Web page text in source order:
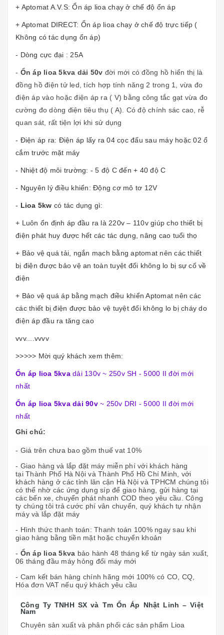
+ Aptomat A.V.S: Ổn áp lioa chạy ở chế độ ổn áp
+ Aptomat DIRECT: Ổn áp lioa chạy ở chế độ trực tiếp (
Không có tác dụng ổn áp)
- Dòng cực đại : 25A
- Ổn áp lioa 5kva dải 50v đời mới có đồng hồ hiển thị là
đồng hồ điện tử led, tích hợp tính năng 2 trong 1, vừa đo
điện áp vào hoặc điện áp ra ( V) bằng công tắc gạt vừa đo
cường đo dòng điện tiêu thụ ( A). Có độ chính sác cao, rễ
quan sát, rất tiện lợi khi sử dụng
- Điện áp ra: Điện áp lấy ra 04 cọc đấu sau máy hoặc 02 ổ
cắm trước mặt máy
- Nhiệt độ môi trường: - 5 độ C đến + 40 độ C
- Nguyên lý điều khiển: Động cơ mô tơ 12V
- Lioa 5kw có tác dụng gì:
+ Luôn ổn định áp đầu ra là 220v – 110v giúp cho thiết bị
điện phát huy được hết các tác dụng, nâng cao tuổi thọ
+ Bảo vệ quá tải, ngắn mạch bằng aptomat nên các thiết
bị điện được bảo vệ an toàn tuyệt đối không lo bị sự cố về
điện
+ Bảo vệ quá áp bằng mạch điều khiển Aptomat nên các
các thiết bị điện được bảo vệ tuyệt đối không lo bị cháy do
điện áp đầu ra tăng cao
vvv....vvvv
>>>>> Mời quý khách xem thêm:
Ổn áp lioa 5kvadải 130v ~ 250v SH - 5000 II đời mới
nhất
Ổn áp lioa 5kva dải 90v ~ 250v DRI - 5000 II đời mới
nhất
Ghi chú:
- Giá trên chưa bao gồm thuế vat 10%
- Giao hàng và lắp đặt máy miễn phí với khách hàng
tại Thành Phố Hà Nội và Thành Phố Hồ Chí Minh, với
khách hàng ở các tỉnh lân cận Hà Nội và TPHCM chúng tôi
có thể nhờ các ứng dụng síp để giao hàng, gửi hàng tại
các bến xe, chuyển phát nhanh COD theo yêu cầu. Công
ty chúng tôi trả cước phí vân chuyển, quý khách tự nhận
máy và lắp đặt máy
- Hình thức thanh toán: Thanh toán 100% ngay sau khi
giao hàng bằng tiền mặt hoặc chuyển khoản
- Ổn áp lioa 5kva bảo hành 48 tháng kể từ ngày sản xuất,
06 tháng đầu máy hỏng đổi máy mới
- Cam kết bán hàng chính hãng mới 100% có CO, CQ,
Hóa đơn VAT nếu quý khách yêu cầu
Công Ty TNHH SX và Tm Ổn Áp Nhật Linh – Việt
Nam
Chuyên sản xuất và phân phối các sản phẩm Lioa